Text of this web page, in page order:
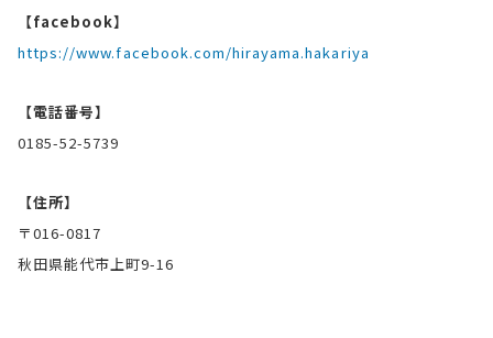
【facebook】
https://www.facebook.com/hirayama.hakariya
【電話番号】
0185-52-5739
【住所】
〒016-0817
秋田県能代市上町9-16